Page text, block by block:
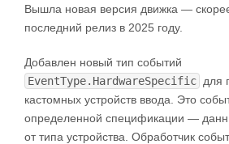
Вышла новая версия движка —
последний релиз в 2025 году.
Добавлен новый тип событий
EventType.HardwareSpecific для
кастомных устройств ввода. Это
определенной спецификации —
от типа устройства. Обработчик